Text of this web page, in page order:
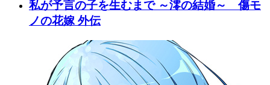
私が予言の子を生むまで ～澪の結婚～ 傷モ
ノの花嫁 外伝